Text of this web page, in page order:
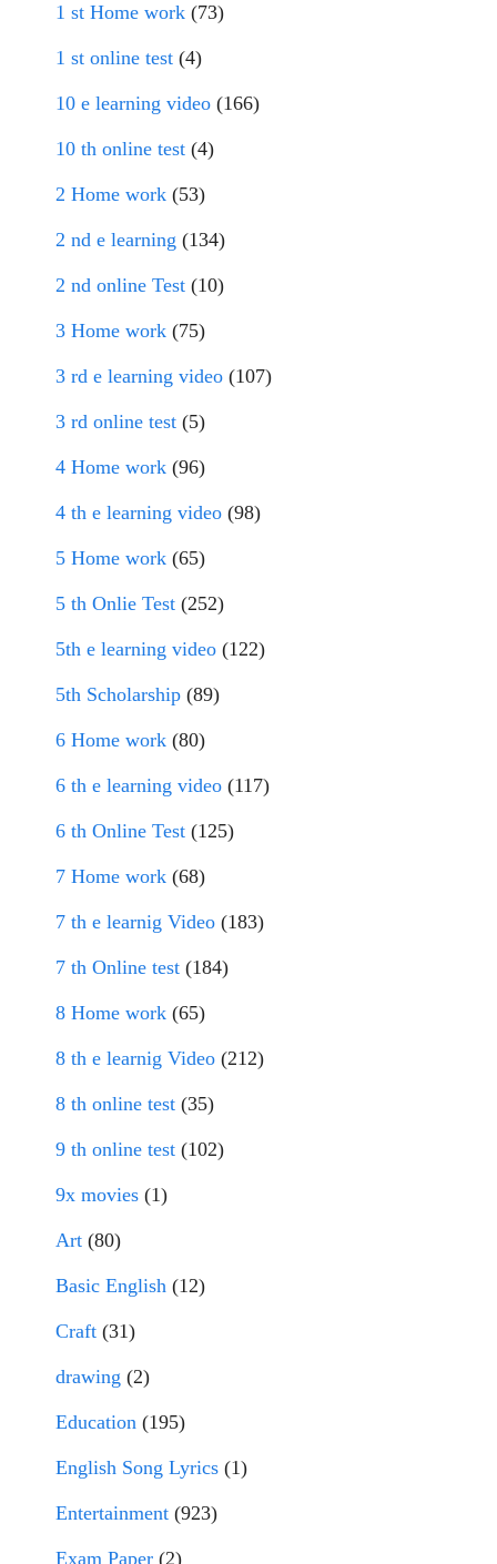
1 st Home work (73)
1 st online test (4)
10 e learning video (166)
10 th online test (4)
2 Home work (53)
2 nd e learning (134)
2 nd online Test (10)
3 Home work (75)
3 rd e learning video (107)
3 rd online test (5)
4 Home work (96)
4 th e learning video (98)
5 Home work (65)
5 th Onlie Test (252)
5th e learning video (122)
5th Scholarship (89)
6 Home work (80)
6 th e learning video (117)
6 th Online Test (125)
7 Home work (68)
7 th e learnig Video (183)
7 th Online test (184)
8 Home work (65)
8 th e learnig Video (212)
8 th online test (35)
9 th online test (102)
9x movies (1)
Art (80)
Basic English (12)
Craft (31)
drawing (2)
Education (195)
English Song Lyrics (1)
Entertainment (923)
Exam Paper (2)